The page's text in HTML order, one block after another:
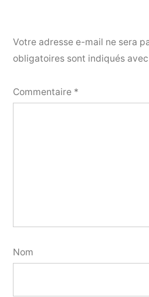
Votre adresse e-mail ne sera
obligatoires sont indiqués avec
Commentaire *
Nom